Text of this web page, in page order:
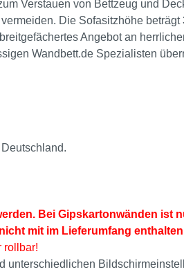
Verstauen von Bettzeug und
Die Sofasitzhöhe
Angebot an
Wandbett.de Spezialisten
Bei Gipskartonwänden ist
mit im Lieferumfang
rollbar!
unterschiedlichen